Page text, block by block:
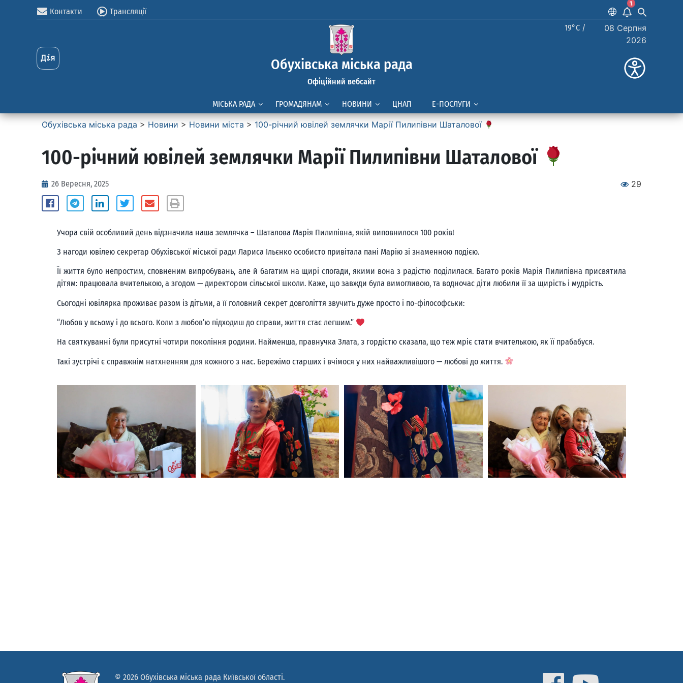
Контакти Трансляції
1
Обухівська міська рада
Офіційний вебсайт
19°C /
08 Серпня
2026
МІСЬКА РАДА ГРОМАДЯНАМ НОВИНИ ЦНАП Е-ПОСЛУГИ
Обухівська міська рада > Новини > Новини міста > 100-річний ювілей землячки Марії Пилипівни Шаталової
100-річний ювілей землячки Марії Пилипівни Шаталової
26 Вересня, 2025 29
Учора свій особливий день відзначила наша землячка – Шаталова Марія Пилипівна, якій виповнилося 100 років!
З нагоди ювілею секретар Обухівської міської ради Лариса Ільєнко особисто привітала пані Марію зі знаменною подією.
Її життя було непростим, сповненим випробувань, але й багатим на щирі спогади, якими вона з радістю поділилася. Багато років Марія Пилипівна присвятила
дітям: працювала вчителькою, а згодом — директором сільської школи. Каже, що завжди була вимогливою, та водночас діти любили її за щирість і мудрість.
Сьогодні ювілярка проживає разом із дітьми, а її головний секрет довголіття звучить дуже просто і по-філософськи:
“Любов у всьому і до всього. Коли з любов’ю підходиш до справи, життя стає легшим.”
На святкуванні були присутні чотири покоління родини. Найменша, правнучка Злата, з гордістю сказала, що теж мріє стати вчителькою, як її прабабуся.
Такі зустрічі є справжнім натхненням для кожного з нас. Бережімо старших і вчімося у них найважливішого — любові до життя.
© 2026 Обухівська міська рада Київської області.